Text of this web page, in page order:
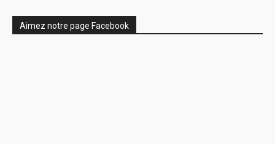
Aimez notre page Facebook